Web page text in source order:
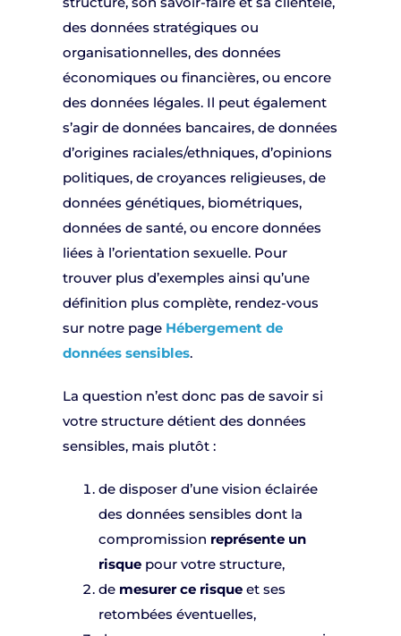
des données stratégiques ou
organisationnelles, des données
économiques ou financières, ou encore
des données légales. Il peut également
s’agir de données bancaires, de données
d’origines raciales/ethniques, d’opinions
politiques, de croyances religieuses, de
données génétiques, biométriques,
données de santé, ou encore données
liées à l’orientation sexuelle. Pour
trouver plus d’exemples ainsi qu’une
définition plus complète, rendez-vous
sur notre page Hébergement de
données sensibles.
La question n’est donc pas de savoir si
votre structure détient des données
sensibles, mais plutôt :
de disposer d’une vision éclairée
des données sensibles dont la
compromission représente un
risquepour votre structure,
de mesurer ce risqueet ses
retombées éventuelles,